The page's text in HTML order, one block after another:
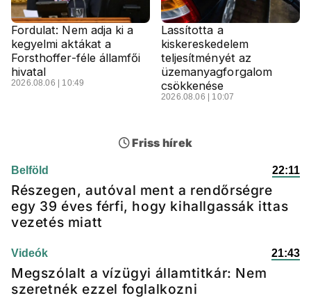
Fordulat: Nem adja ki a
kegyelmi aktákat a
Forsthoffer-féle államfői
hivatal
2026.08.06 | 10:49
Lassította a
kiskereskedelem
teljesítményét az
üzemanyagforgalom
csökkenése
2026.08.06 | 10:07
Friss hírek
Belföld 22:11
Részegen, autóval ment a rendőrségre
egy 39 éves férfi, hogy kihallgassák ittas
vezetés miatt
Videók 21:43
Megszólalt a vízügyi államtitkár: Nem
szeretnék ezzel foglalkozni